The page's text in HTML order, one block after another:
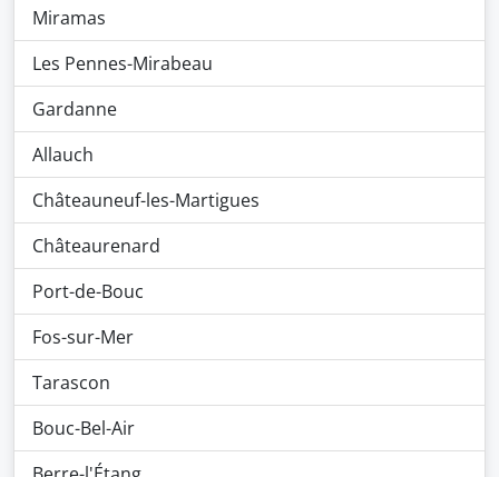
Miramas
Les Pennes-Mirabeau
Gardanne
Allauch
Châteauneuf-les-Martigues
Châteaurenard
Port-de-Bouc
Fos-sur-Mer
Tarascon
Bouc-Bel-Air